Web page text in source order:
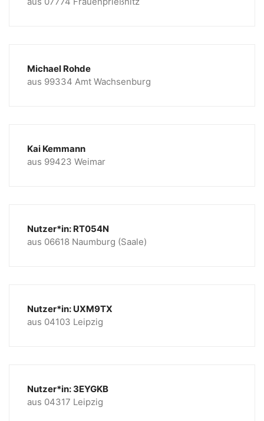
Michael Rohde
aus 99334 Amt Wachsenburg
Kai Kemmann
aus 99423 Weimar
Nutzer*in: RT054N
aus 06618 Naumburg (Saale)
Nutzer*in: UXM9TX
aus 04103 Leipzig
Nutzer*in: 3EYGKB
aus 04317 Leipzig